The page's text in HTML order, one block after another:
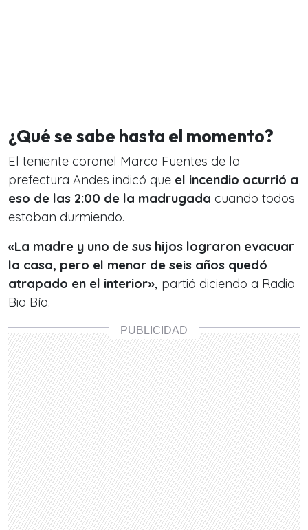
¿Qué se sabe hasta el momento?
El teniente coronel Marco Fuentes de la
prefectura Andes indicó que el incendio ocurrió a
eso de las 2:00 de la madrugada cuando todos
estaban durmiendo.
«La madre y uno de sus hijos lograron evacuar
la casa, pero el menor de seis años quedó
atrapado en el interior», partió diciendo a Radio
Bio Bío.